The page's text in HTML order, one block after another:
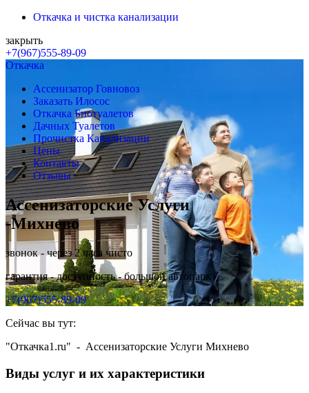
Откачка и чистка канализации
закрыть
+7(967)555-89-09
Откачка
Ассенизатор Говновоз
Заказать Илосос
Откачка Биотуалетов
Дачных Туалетов
Прочистка Канализации
Цены
Контакты
Отзывы
Ассенизаторские Услуги
-Михнево
звонок - через 2 часа чисто
гарантия - доступность - большой автопарк
+7(967)555-89-09
Сейчас вы тут:
"Откачка1.ru" - Ассенизаторские Услуги Михнево
Виды услуг и их характеристики